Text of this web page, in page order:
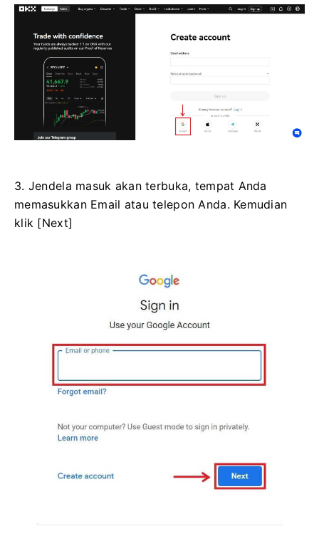
3. Jendela masuk akan terbuka, tempat Anda
memasukkan Email atau telepon Anda. Kemudian
klik [Next]